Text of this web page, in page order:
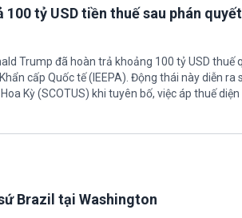
tỷ USD tiền thuế sau phán
Trump đã hoàn trả khoảng 100 tỷ USD thuế
cấp Quốc tế (IEEPA). Động thái này diễn ra
Kỳ (SCOTUS) khi tuyên bố, việc áp thuế diện
Brazil tại Washington